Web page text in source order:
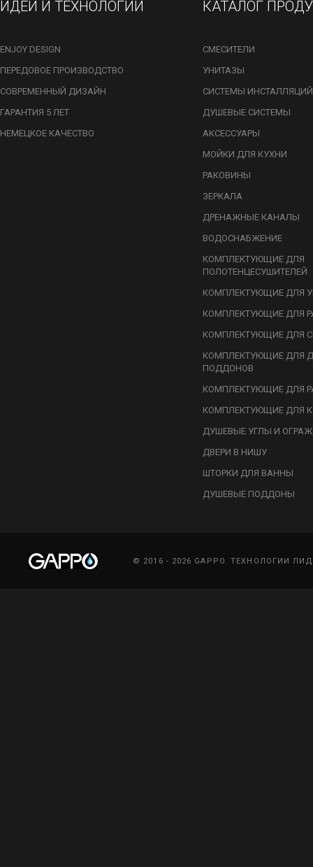
ИДЕИ И ТЕХНОЛОГИИ
ENJOY DESIGN
ПЕРЕДОВОЕ ПРОИЗВОДСТВО
СОВРЕМЕННЫЙ ДИЗАЙН
ГАРАНТИЯ 5 ЛЕТ
НЕМЕЦКОЕ КАЧЕСТВО
КАТАЛОГ
СМЕСИТЕЛИ
УНИТАЗЫ
СИСТЕМЫ ИНСТАЛЛЯЦИЙ
ДУШЕВЫЕ СИСТЕМЫ
АКСЕССУАРЫ
МОЙКИ ДЛЯ КУХНИ
РАКОВИНЫ
ЗЕРКАЛА
ДРЕНАЖНЫЕ КАНАЛЫ
ВОДОСНАБЖЕНИЕ
КОМПЛЕКТУЮЩИЕ ДЛЯ
ПОЛОТЕНЦЕСУШИТЕЛЕЙ
КОМПЛЕКТУЮЩИЕ ДЛЯ
КОМПЛЕКТУЮЩИЕ ДЛЯ
КОМПЛЕКТУЮЩИЕ ДЛЯ
КОМПЛЕКТУЮЩИЕ ДЛЯ
ПОДДОНОВ
КОМПЛЕКТУЮЩИЕ ДЛЯ
КОМПЛЕКТУЮЩИЕ ДЛЯ
ДУШЕВЫЕ УГЛЫ И
ДВЕРИ В НИШУ
ШТОРКИ ДЛЯ ВАННЫ
ДУШЕВЫЕ ПОДДОНЫ
© 2016 - 2026 GAPPO. ТЕХНОЛОГИИ